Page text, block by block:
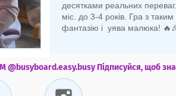
десятками реальних
міс. до 3-4 років. Гра з
фантазію і уява малюка!
@busyboard.easy.busy Підписуйся, щоб